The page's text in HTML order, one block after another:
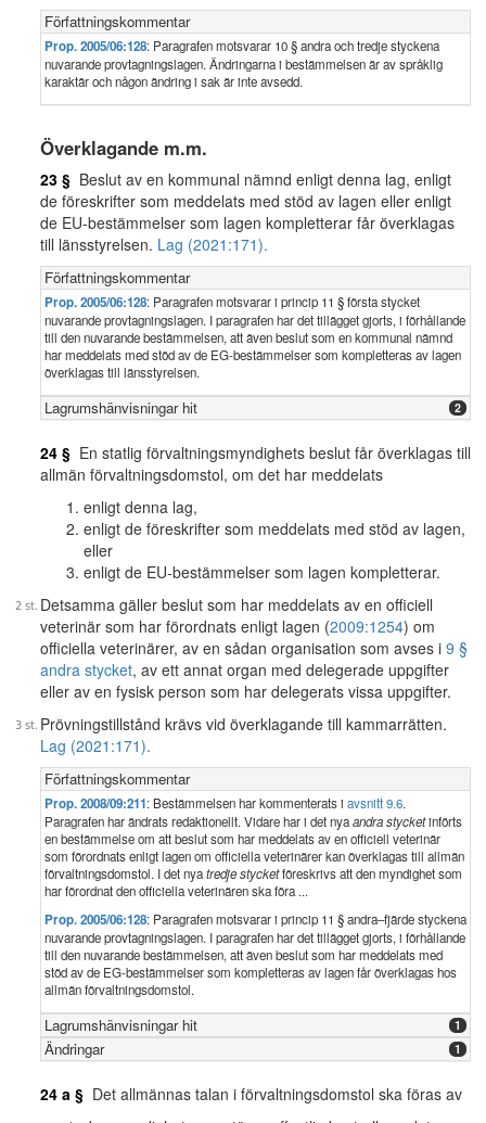
Författningskommentar
Prop. 2005/06:128: Paragrafen motsvarar 10 § andra och tredje styckena
nuvarande provtagningslagen. Ändringarna i bestämmelsen är av språklig
karaktär och någon ändring i sak är inte avsedd.
Överklagande m.m.
23 § Beslut av en kommunal nämnd enligt denna lag, enligt
de föreskrifter som meddelats med stöd av lagen eller enligt
de EU-bestämmelser som lagen kompletterar får överklagas
till länsstyrelsen. Lag (2021:171).
Författningskommentar
Prop. 2005/06:128: Paragrafen motsvarar i princip 11 § första stycket
nuvarande provtagningslagen. I paragrafen har det tillägget gjorts, i förhållande
till den nuvarande bestämmelsen, att även beslut som en kommunal nämnd
har meddelats med stöd av de EG-bestämmelser som kompletteras av lagen
överklagas till länsstyrelsen.
Lagrumshänvisningar hit 2
24 § En statlig förvaltningsmyndighets beslut får överklagas till
allmän förvaltningsdomstol, om det har meddelats
enligt denna lag,
enligt de föreskrifter som meddelats med stöd av lagen,
eller
enligt de EU-bestämmelser som lagen kompletterar.
Detsamma gäller beslut som har meddelats av en officiell
veterinär som har förordnats enligt lagen (2009:1254) om
officiella veterinärer, av en sådan organisation som avses i 9 §
andra stycket, av ett annat organ med delegerade uppgifter
eller av en fysisk person som har delegerats vissa uppgifter.
Prövningstillstånd krävs vid överklagande till kammarrätten.
Lag (2021:171).
Författningskommentar
Prop. 2008/09:211: Bestämmelsen har kommenterats i avsnitt 9.6.
Paragrafen har ändrats redaktionellt. Vidare har i det nyaandra stycketinförts
en bestämmelse om att beslut som har meddelats av en officiell veterinär
som förordnats enligt lagen om officiella veterinärer kan överklagas till allmän
förvaltningsdomstol. I det nyatredje stycketföreskrivs att den myndighet som
har förordnat den officiella veterinären ska föra ...
Prop. 2005/06:128: Paragrafen motsvarar i princip 11 § andra–fjärde styckena
nuvarande provtagningslagen. I paragrafen har det tillägget gjorts, i förhållande
till den nuvarande bestämmelsen, att även beslut som har meddelats med
stöd av de EG-bestämmelser som kompletteras av lagen får överklagas hos
allmän förvaltningsdomstol.
Lagrumshänvisningar hit 1
Ändringar 1
24 a § Det allmännas talan i förvaltningsdomstol ska föras av